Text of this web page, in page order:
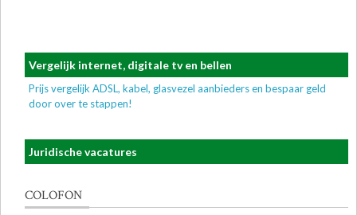
Vergelijk internet, digitale tv en bellen
Prijs vergelijk ADSL, kabel, glasvezel aanbieders en bespaar geld
door over te stappen!
Juridische vacatures
COLOFON